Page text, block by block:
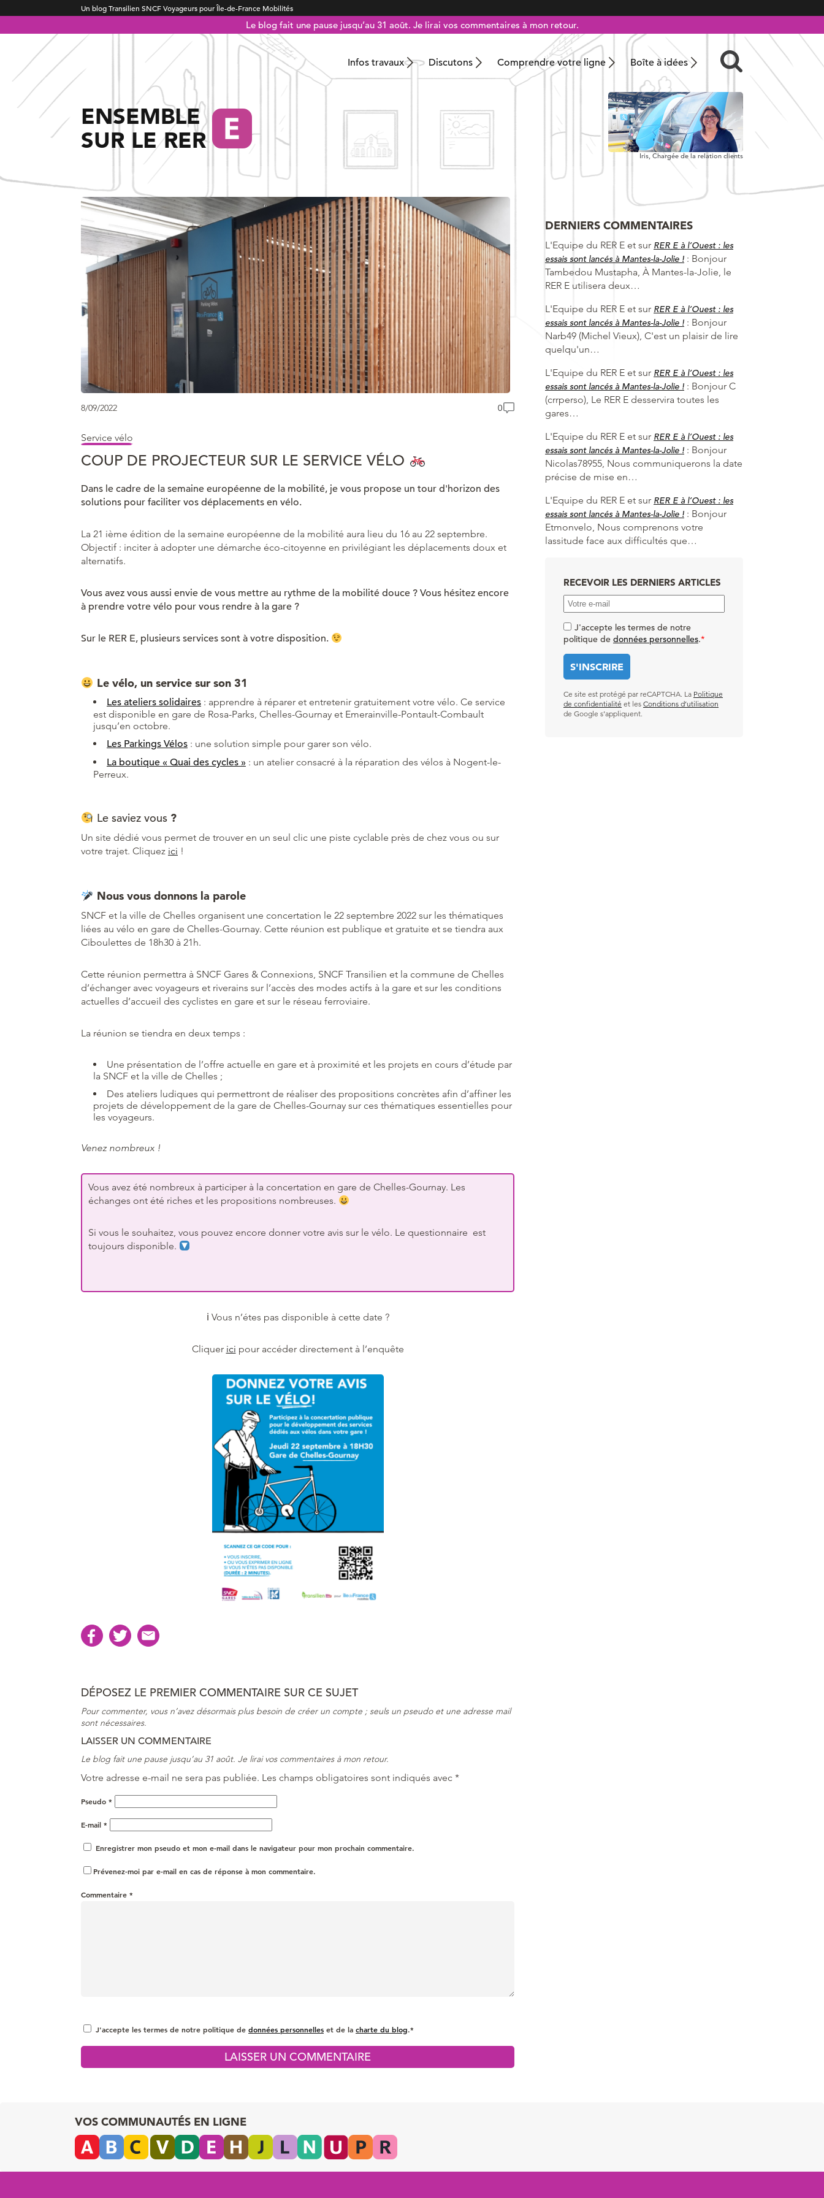
Un blog Transilien SNCF Voyageurs pour Île-de-France Mobilités
Le blog fait une pause jusqu’au 31 août. Je lirai vos commentaires à mon retour.
Infos travaux Discutons Comprendre votre ligne Boîte à idées
ENSEMBLE
SUR LE RER
Iris, Chargée de la relation clients
8/09/2022 0
Service vélo
COUP DE PROJECTEUR SUR LE SERVICE VÉLO
Dans le cadre de la semaine européenne de la mobilité, je vous propose un tour d'horizon des
solutions pour faciliter vos déplacements en vélo.
La 21 ième édition de la semaine européenne de la mobilité aura lieu du 16 au 22 septembre.
Objectif : inciter à adopter une démarche éco-citoyenne en privilégiant les déplacements doux et
alternatifs.
Vous avez vous aussi envie de vous mettre au rythme de la mobilité douce ? Vous hésitez encore
à prendre votre vélo pour vous rendre à la gare ?
Sur le RER E, plusieurs services sont à votre disposition.
Le vélo, un service sur son 31
Les ateliers solidaires : apprendre à réparer et entretenir gratuitement votre vélo. Ce service
est disponible en gare de Rosa-Parks, Chelles-Gournay et Emerainville-Pontault-Combault
jusqu’en octobre.
Les Parkings Vélos : une solution simple pour garer son vélo.
La boutique « Quai des cycles » : un atelier consacré à la réparation des vélos à Nogent-le-
Perreux.
Le saviez vous ?
Un site dédié vous permet de trouver en un seul clic une piste cyclable près de chez vous ou sur
votre trajet. Cliquez ici !
Nous vous donnons la parole
SNCF et la ville de Chelles organisent une concertation le 22 septembre 2022 sur les thématiques
liées au vélo en gare de Chelles-Gournay. Cette réunion est publique et gratuite et se tiendra aux
Ciboulettes de 18h30 à 21h.
Cette réunion permettra à SNCF Gares & Connexions, SNCF Transilien et la commune de Chelles
d’échanger avec voyageurs et riverains sur l’accès des modes actifs à la gare et sur les conditions
actuelles d’accueil des cyclistes en gare et sur le réseau ferroviaire.
La réunion se tiendra en deux temps :
Une présentation de l’offre actuelle en gare et à proximité et les projets en cours d’étude par
la SNCF et la ville de Chelles ;
Des ateliers ludiques qui permettront de réaliser des propositions concrètes afin d’affiner les
projets de développement de la gare de Chelles-Gournay sur ces thématiques essentielles pour
les voyageurs.
Venez nombreux !
Vous avez été nombreux à participer à la concertation en gare de Chelles-Gournay. Les
échanges ont été riches et les propositions nombreuses.
Si vous le souhaitez, vous pouvez encore donner votre avis sur le vélo. Le questionnaire est
toujours disponible.
ℹ Vous n’étes pas disponible à cette date ?
Cliquer ici pour accéder directement à l’enquête
DÉPOSEZ LE PREMIER COMMENTAIRE SUR CE SUJET
Pour commenter, vous n’avez désormais plus besoin de créer un compte ; seuls un pseudo et une adresse mail
sont nécessaires.
LAISSER UN COMMENTAIRE
Le blog fait une pause jusqu’au 31 août. Je lirai vos commentaires à mon retour.
Votre adresse e-mail ne sera pas publiée. Les champs obligatoires sont indiqués avec *
Pseudo *
E-mail *
Enregistrer mon pseudo et mon e-mail dans le navigateur pour mon prochain commentaire.
Prévenez-moi par e-mail en cas de réponse à mon commentaire.
Commentaire *
J'accepte les termes de notre politique de données personnelles et de la charte du blog.*
DERNIERS COMMENTAIRES
L'Equipe du RER E et sur RER E à l’Ouest : les
essais sont lancés à Mantes-la-Jolie ! : Bonjour
Tambedou Mustapha, À Mantes-la-Jolie, le
RER E utilisera deux…
L'Equipe du RER E et sur RER E à l’Ouest : les
essais sont lancés à Mantes-la-Jolie ! : Bonjour
Narb49 (Michel Vieux), C'est un plaisir de lire
quelqu'un…
L'Equipe du RER E et sur RER E à l’Ouest : les
essais sont lancés à Mantes-la-Jolie ! : Bonjour C
(crrperso), Le RER E desservira toutes les
gares…
L'Equipe du RER E et sur RER E à l’Ouest : les
essais sont lancés à Mantes-la-Jolie ! : Bonjour
Nicolas78955, Nous communiquerons la date
précise de mise en…
L'Equipe du RER E et sur RER E à l’Ouest : les
essais sont lancés à Mantes-la-Jolie ! : Bonjour
Etmonvelo, Nous comprenons votre
lassitude face aux difficultés que…
RECEVOIR LES DERNIERS ARTICLES
J'accepte les termes de notre
politique de données personnelles.*
Ce site est protégé par reCAPTCHA. La Politique
de confidentialité et les Conditions d’utilisation
de Google s’appliquent.
VOS COMMUNAUTÉS EN LIGNE